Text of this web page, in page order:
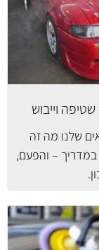
וייבוש
שלנו מה זה
במדריך – והפעם,